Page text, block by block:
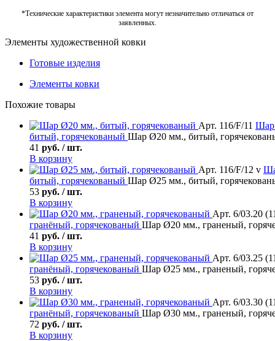
*Технические характеристики элемента могут незначительно отличаться от
заявленных.
Элементы художественной ковки
Готовые изделия
Элементы ковки
Похожие товары
Арт. 116/F/11 Шар
битый, горячекованый Шар Ø20 мм., битый,
41 руб. / шт.
В корзину
Арт. 116/F/12 v
битый, горячекованый Шар Ø25 мм., битый,
53 руб. / шт.
В корзину
Арт. 6/03.20
гранёный, горячекованый Шар Ø20 мм., граненый,
41 руб. / шт.
В корзину
Арт. 6/03.25
гранёный, горячекованый Шар Ø25 мм., граненый,
53 руб. / шт.
В корзину
Арт. 6/03.30
гранёный, горячекованый Шар Ø30 мм., граненый,
72 руб. / шт.
В корзину